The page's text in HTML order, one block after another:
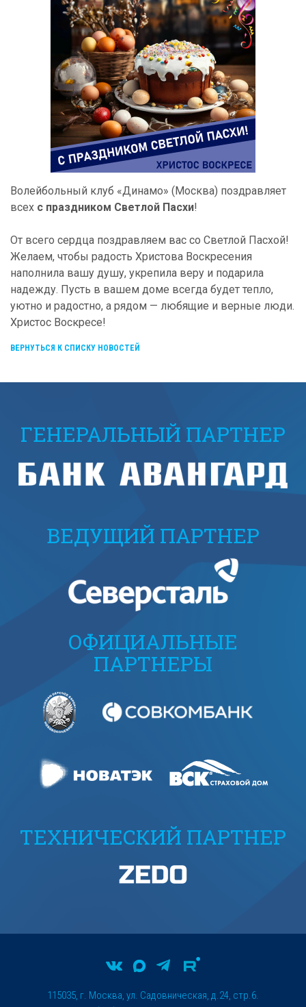
Волейбольный клуб «Динамо» (Москва) поздравляет
всех с праздником Светлой Пасхи!
От всего сердца поздравляем вас со Светлой Пасхой!
Желаем, чтобы радость Христова Воскресения
наполнила вашу душу, укрепила веру и подарила
надежду. Пусть в вашем доме всегда будет тепло,
уютно и радостно, а рядом — любящие и верные люди.
Христос Воскресе!
ВЕРНУТЬСЯ К СПИСКУ НОВОСТЕЙ
ГЕНЕРАЛЬНЫЙ ПАРТНЕР
ВЕДУЩИЙ ПАРТНЕР
ОФИЦИАЛЬНЫЕ
ПАРТНЕРЫ
ТЕХНИЧЕСКИЙ ПАРТНЕР
115035, г. Москва, ул. Садовническая, д.24, стр.6.